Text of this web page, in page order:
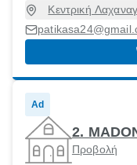
Κεντρική
Ad
2.
Προβολή